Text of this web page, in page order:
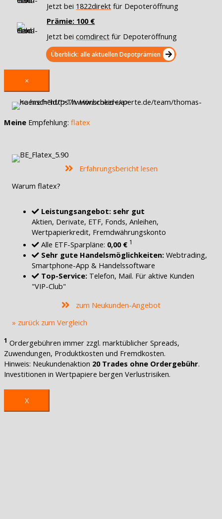
Jetzt bei 1822direkt für Depoteröffnung
Prämie: 100 €
Jetzt beicomdirect für Depoteröffnung
Überblick: alle aktuellen Depotprämien
×
Meine Empfehlung: flatex
Erfahrungsbericht lesen
Warum flatex?
Leistungsangebot: sehr gut
Aktien, Derivate, ETF, Fonds, Anleihen,
Wertpapierkredit, Fremdwährungskonto
Alle ETF-Sparpläne: 0,00 € 1
Sehr gute Handelsmöglichkeiten: Webtrading,
Smartphone-App & Handelssoftware
Top-Service: Telefon, Mail. Für aktive Kunden
"VIP-Club"
zum Neukunden-Angebot
» zurück zum Vergleich
1 Ordergebühren immer zzgl. marktüblicher Spreads,
Zuwendungen, Produktkosten und Fremdkosten.
Hinweis: Neukundenaktion 20 Trades ohne Ordergebühr.
Investitionen in Wertpapiere bergen Verlustrisiken.
X